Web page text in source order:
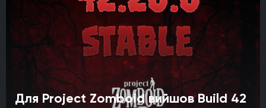
Для Project Zomboid вийшов Build 42